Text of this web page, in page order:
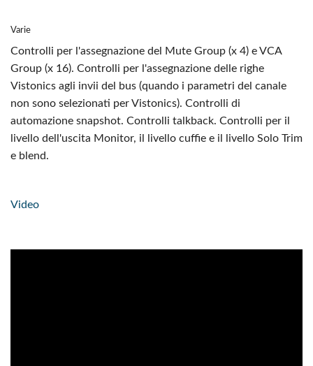
Varie
Controlli per l'assegnazione del Mute Group (x 4) e VCA
Group (x 16). Controlli per l'assegnazione delle righe
Vistonics agli invii del bus (quando i parametri del canale
non sono selezionati per Vistonics). Controlli di
automazione snapshot. Controlli talkback. Controlli per il
livello dell'uscita Monitor, il livello cuffie e il livello Solo Trim
e blend.
Video